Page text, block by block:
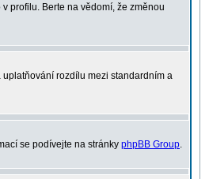
profilu. Berte na vědomí, že změnou
rozdílu mezi standardním a
se podívejte na stránky phpBB Group.